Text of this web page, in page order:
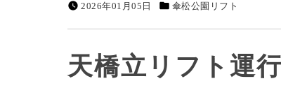
2026年01月05日 傘松公園リフト
天橋立リフト運